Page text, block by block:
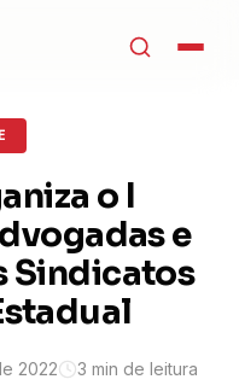
o I
e
Sindicatos
2022 3 min de leitura